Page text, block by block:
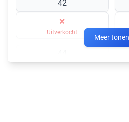
42
×
Uitverkocht
Meer tonen